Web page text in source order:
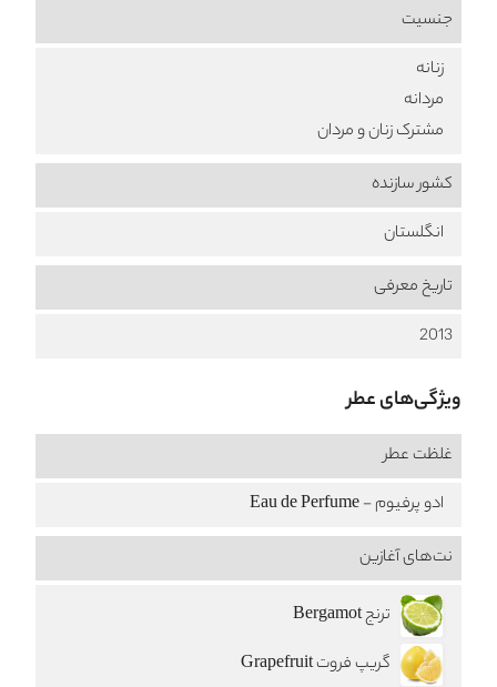
جنسیت
زنانه
مردانه
مشترک زنان و مردان
کشور سازنده
انگلستان
تاریخ معرفی
2013
ویژگی‌های عطر
غلظت عطر
ادو پرفیوم - Eau de Perfume
نت‌های آغازین
ترنج Bergamot
گریپ فروت Grapefruit